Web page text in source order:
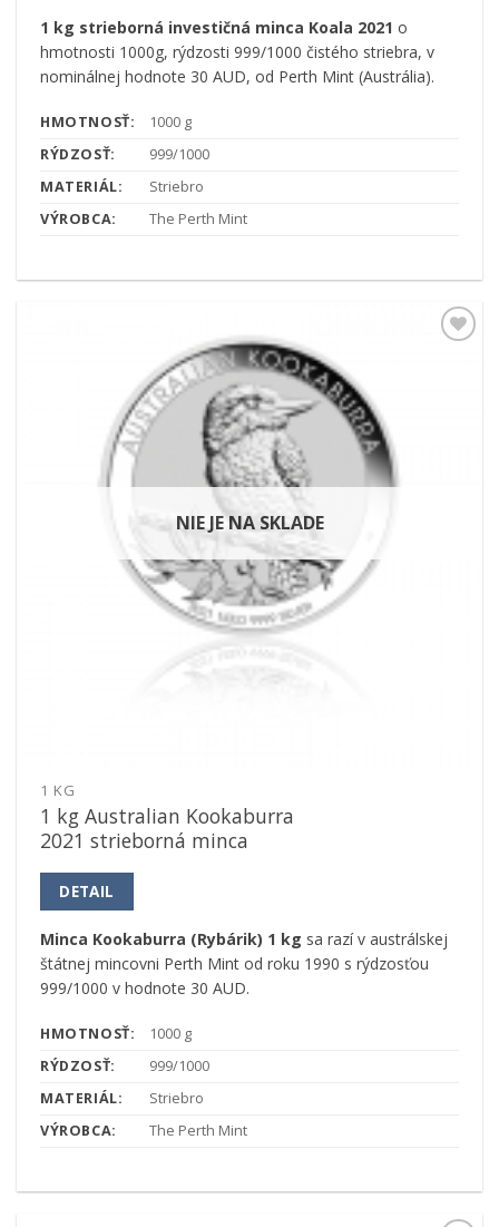
1 kg strieborná investičná minca Koala 2021 o
hmotnosti 1000g, rýdzosti 999/1000 čistého striebra, v
nominálnej hodnote 30 AUD, od Perth Mint (Austrália).
HMOTNOSŤ:
1000 g
RÝDZOSŤ:
999/1000
MATERIÁL:
Striebro
VÝROBCA:
The Perth Mint
NIE JE NA SKLADE
1 KG
1 kg Australian Kookaburra
2021 strieborná minca
DETAIL
Minca Kookaburra (Rybárik) 1 kg sa razí v austrálskej
štátnej mincovni Perth Mint od roku 1990 s rýdzosťou
999/1000 v hodnote 30 AUD.
HMOTNOSŤ:
1000 g
RÝDZOSŤ:
999/1000
MATERIÁL:
Striebro
VÝROBCA:
The Perth Mint